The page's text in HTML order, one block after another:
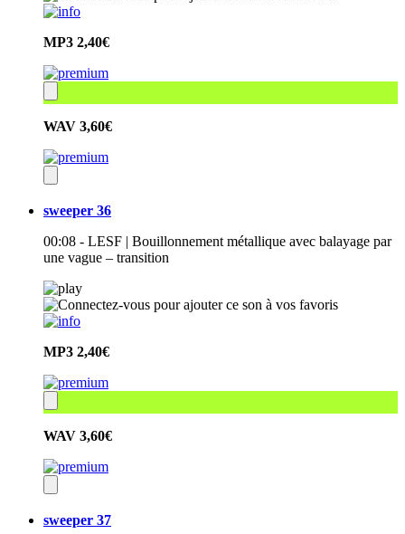
MP3 2,40€
WAV 3,60€
sweeper 36
00:08 - LESF | Bouillonnement métallique avec balayage par
une vague – transition
MP3 2,40€
WAV 3,60€
sweeper 37